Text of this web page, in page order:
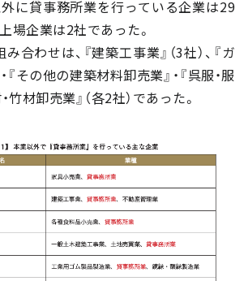
外に貸事務所業を行っている企業は29
場企業は2社であった。
合わせは、『建築工事業』（3社）、『ガ
『その他の建築材料卸売業』・『呉服・服
竹材卸売業』（各2社）であった。